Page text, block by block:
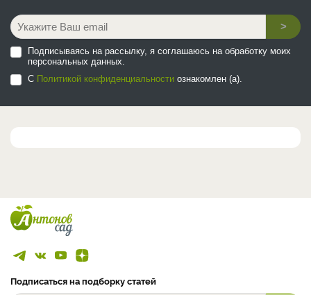
>
Подписываясь на рассылку, я соглашаюсь на обработку моих
персональных данных.
С Политикой конфиденциальности ознакомлен (а).
Подписаться на подборку статей